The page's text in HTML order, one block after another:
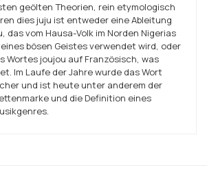
geölten Theorien, rein etymologisch
dies juju ist entweder eine Ableitung
das vom Hausa-Volk im Norden Nigerias
bösen Geistes verwendet wird, oder
Wortes joujou auf Französisch, was
Im Laufe der Jahre wurde das Wort
und ist heute unter anderem der
und die Definition eines